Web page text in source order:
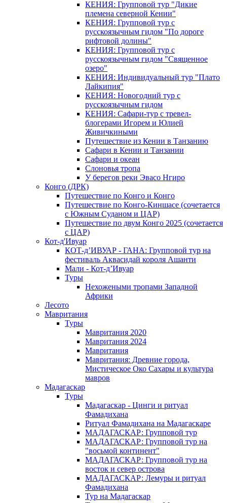
КЕНИЯ: Групповой тур "Дикие
племена северной Кении"
КЕНИЯ: Групповой тур с
русскоязычным гидом "По дороге
рифтовой долины"
КЕНИЯ: Групповой тур с
русскоязычным гидом "Священное
озеро"
КЕНИЯ: Индивидуальный тур "Плато
Лайкипия"
КЕНИЯ: Новогодний тур с
русскоязычным гидом
КЕНИЯ: Сафари-тур с тревел-
блогерами Игорем и Юлией
Живичкиными
Путешествие из Кении в Танзанию
Сафари в Кении и Танзании
Сафари и океан
Слоновья тропа
У берегов реки Эвасо Нгиро
Конго (ДРК)
Путешествие по Конго и Конго
Путешествие по Конго-Киншасе (сочетается
с Южным Суданом и ЦАР)
Путешествие по двум Конго 2025 (сочетается
с ЦАР)
Кот-д'Ивуар
КОТ-д’ИВУАР - ГАНА: Групповой тур на
фестиваль Аквасидай короля Ашанти
Мали - Кот-д’Ивуар
Туры
Нехожеными тропами Западной
Африки
Лесото
Мавритания
Туры
Мавритания 2020
Мавритания 2024
Мавритания
Мавритания: Древние города,
Мистическое Око Сахары и культура
мавров
Мадагаскар
Туры
Мадагаскар - Цинги и ритуал
Фамадихана
Ритуал Фамадихана на Мадагаскаре
МАДАГАСКАР: Групповой тур
МАДАГАСКАР: Групповой тур на
"восьмой континент"
МАДАГАСКАР: Групповой тур на
восток и север острова
МАДАГАСКАР: Лемуры и ритуал
Фамадихана
Тур на Мадагаскар